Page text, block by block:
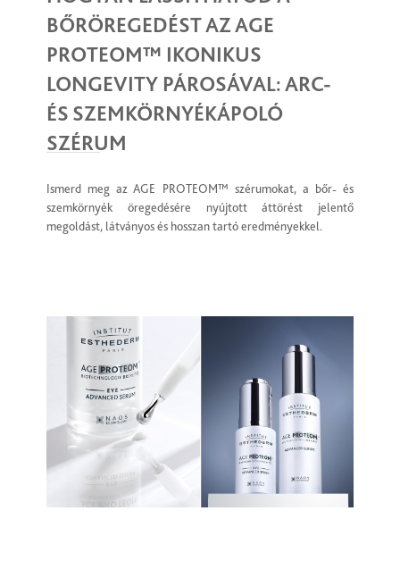
BŐRÖREGEDÉST AZ AGE
PROTEOM™ IKONIKUS
LONGEVITY PÁROSÁVAL: ARC-
ÉS SZEMKÖRNYÉKÁPOLÓ
SZÉRUM
Ismerd meg az AGE PROTEOM™ szérumokat, a bőr- és
szemkörnyék öregedésére nyújtott áttörést jelentő
megoldást, látványos és hosszan tartó eredményekkel.